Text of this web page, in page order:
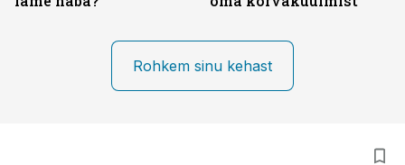
Rohkem sinu kehast